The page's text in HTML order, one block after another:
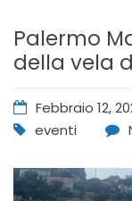
Palermo
della vela
Febbraio 12,
eventi